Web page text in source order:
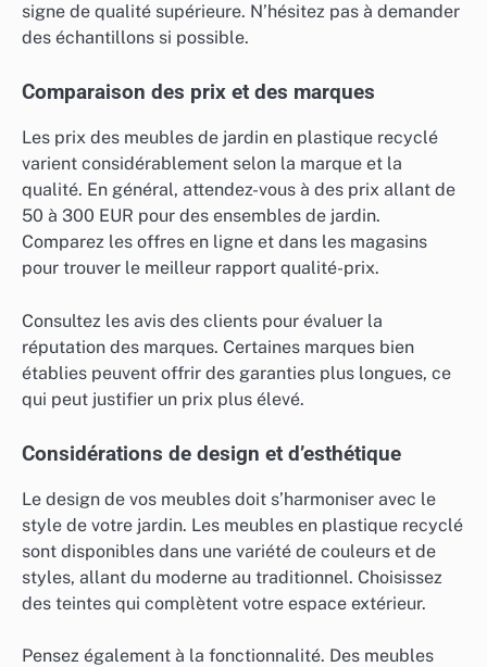
signe de qualité supérieure. N’hésitez pas à demander
des échantillons si possible.
Comparaison des prix et des marques
Les prix des meubles de jardin en plastique recyclé
varient considérablement selon la marque et la
qualité. En général, attendez-vous à des prix allant de
50 à 300 EUR pour des ensembles de jardin.
Comparez les offres en ligne et dans les magasins
pour trouver le meilleur rapport qualité-prix.
Consultez les avis des clients pour évaluer la
réputation des marques. Certaines marques bien
établies peuvent offrir des garanties plus longues, ce
qui peut justifier un prix plus élevé.
Considérations de design et d’esthétique
Le design de vos meubles doit s’harmoniser avec le
style de votre jardin. Les meubles en plastique recyclé
sont disponibles dans une variété de couleurs et de
styles, allant du moderne au traditionnel. Choisissez
des teintes qui complètent votre espace extérieur.
Pensez également à la fonctionnalité. Des meubles